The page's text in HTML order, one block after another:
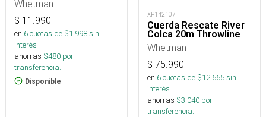
Whetman
$ 11.990
en 6cuotas de $1.998sin
interés
ahorras $480 por
transferencia.
Disponible
XP142107
Cuerda Rescate River
Colca 20m Throwline
Whetman
$ 75.990
en 6cuotas de $12.665sin
interés
ahorras $3.040 por
transferencia.